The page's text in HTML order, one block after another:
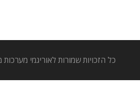
כל הזכויות שמורות לאוריגמי מערכות